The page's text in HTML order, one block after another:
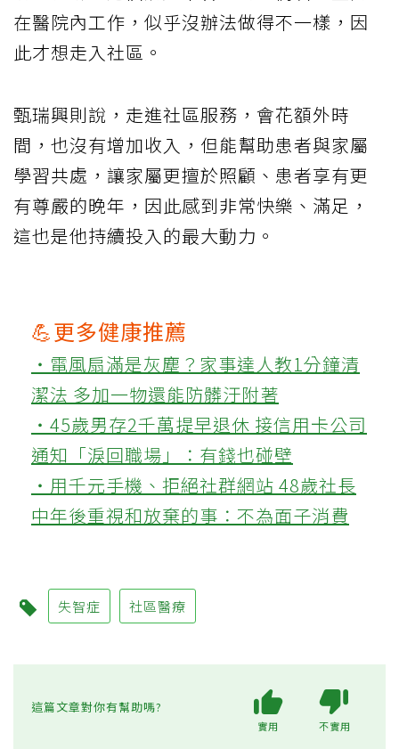
在醫院內工作，似乎沒辦法做得不一樣，因
此才想走入社區。
甄瑞興則說，走進社區服務，會花額外時
間，也沒有增加收入，但能幫助患者與家屬
學習共處，讓家屬更擅於照顧、患者享有更
有尊嚴的晚年，因此感到非常快樂、滿足，
這也是他持續投入的最大動力。
💪更多健康推薦
‧電風扇滿是灰塵？家事達人教1分鐘清
潔法 多加一物還能防髒汙附著
‧45歲男存2千萬提早退休 接信用卡公司
通知「淚回職場」：有錢也碰壁
‧用千元手機、拒絕社群網站 48歲社長
中年後重視和放棄的事：不為面子消費
失智症 社區醫療
這篇文章對你有幫助嗎?
實用 不實用